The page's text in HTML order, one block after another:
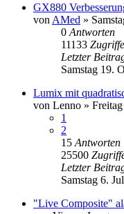
GX880
von AMed »
0 Antworten
11133 Zugriffe
Letzter
Samstag 19.
Lumix mit
von Lenno »
1
2
15 Antworten
25500
Letzter
Samstag 6.
"Live Composite"